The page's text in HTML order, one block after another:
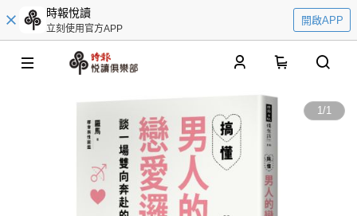
時報悅讀
立刻使用官方APP
開啟APP
1/1